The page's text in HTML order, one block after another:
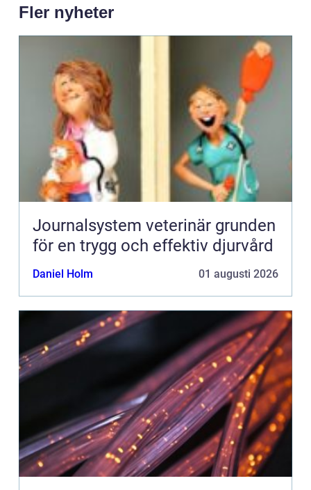
Fler nyheter
Journalsystem veterinär grunden
för en trygg och effektiv djurvård
Daniel Holm 01 augusti 2026